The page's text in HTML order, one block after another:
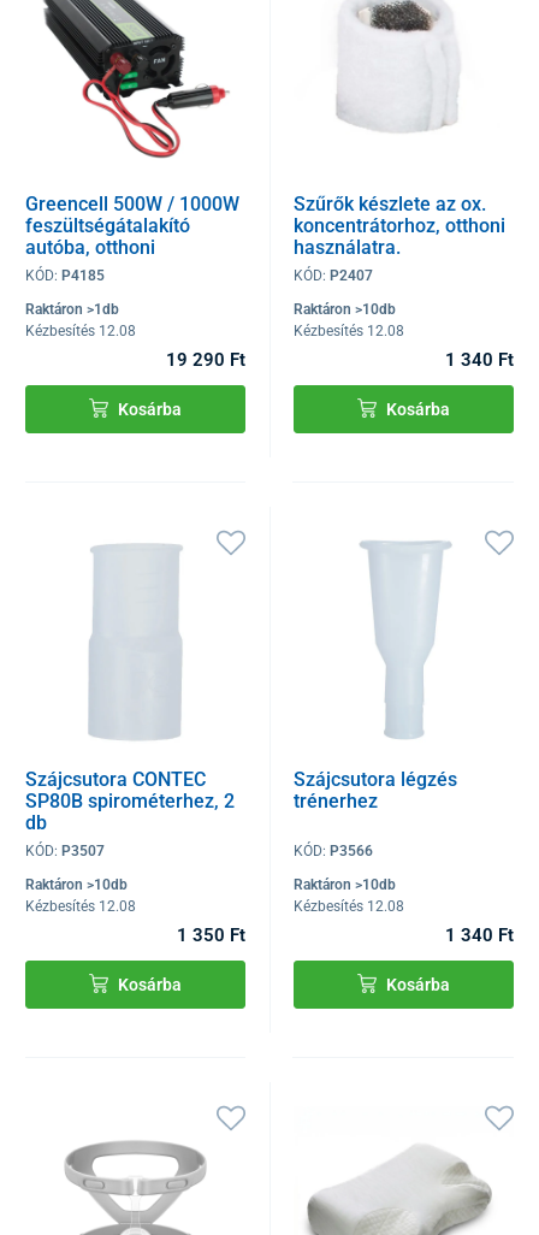
Greencell 500W / 1000W
feszültségátalakító
autóba, otthoni
használatú
KÓD: P4185
Raktáron >1db
Kézbesítés 12.08
19 290 Ft
Kosárba
Szűrők készlete az ox.
koncentrátorhoz, otthoni
használatra.
KÓD: P2407
Raktáron >10db
Kézbesítés 12.08
1 340 Ft
Kosárba
Szájcsutora CONTEC
SP80B spirométerhez, 2
db
KÓD: P3507
Raktáron >10db
Kézbesítés 12.08
1 350 Ft
Kosárba
Szájcsutora légzés
trénerhez
KÓD: P3566
Raktáron >10db
Kézbesítés 12.08
1 340 Ft
Kosárba